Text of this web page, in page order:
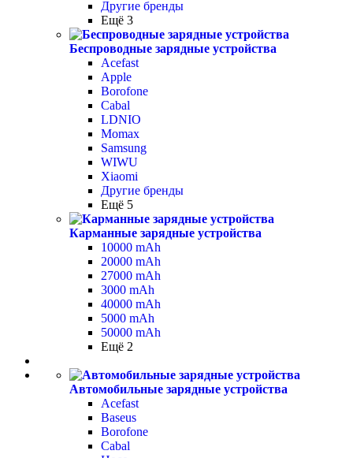
Другие бренды
Ещё 3
Беспроводные зарядные устройства
Acefast
Apple
Borofone
Cabal
LDNIO
Momax
Samsung
WIWU
Xiaomi
Другие бренды
Ещё 5
Карманные зарядные устройства
10000 mAh
20000 mAh
27000 mAh
3000 mAh
40000 mAh
5000 mAh
50000 mAh
Ещё 2
Автомобильные зарядные устройства
Acefast
Baseus
Borofone
Cabal